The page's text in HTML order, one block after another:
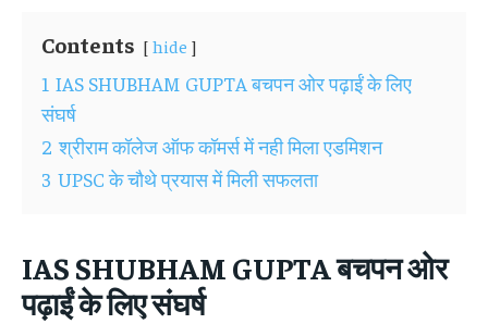
Contents hide
1 IAS SHUBHAM GUPTA बचपन ओर पढ़ाईं के लिए
संघर्ष
2 श्रीराम कॉलेज ऑफ कॉमर्स में नही मिला एडमिशन
3 UPSC के चौथे प्रयास में मिली सफलता
IAS SHUBHAM GUPTAबचपन ओर
पढ़ाईं के लिए संघर्ष